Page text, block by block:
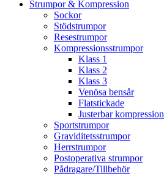
Strumpor & Kompression
Sockor
Stödstrumpor
Resestrumpor
Kompressionsstrumpor
Klass 1
Klass 2
Klass 3
Venösa bensår
Flatstickade
Justerbar kompression
Sportstrumpor
Graviditetsstrumpor
Herrstrumpor
Postoperativa strumpor
Pådragare/Tillbehör